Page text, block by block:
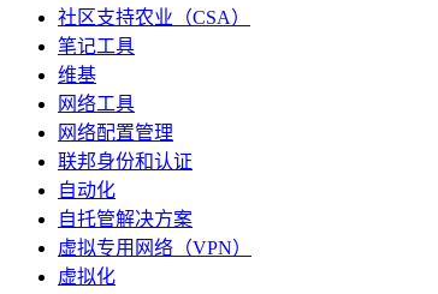
社区支持农业（CSA）
笔记工具
维基
网络工具
网络配置管理
联邦身份和认证
自动化
自托管解决方案
虚拟专用网络（VPN）
虚拟化